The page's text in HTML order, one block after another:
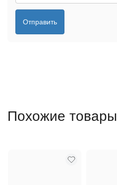
Отправить
Похожие товары